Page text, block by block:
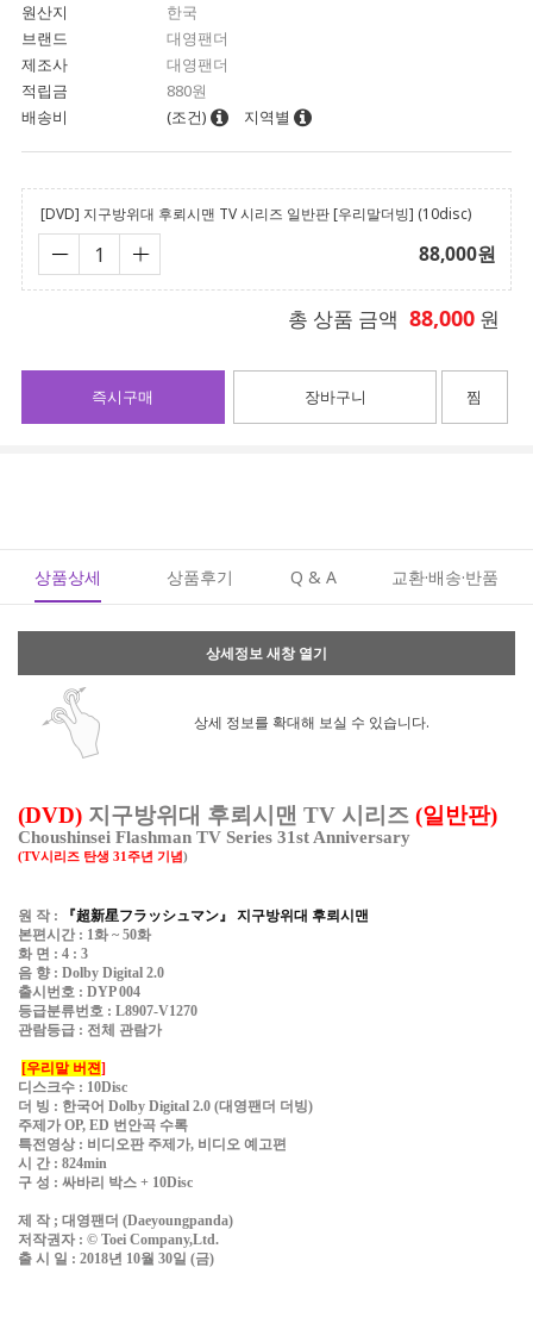
원산지
한국
브랜드
대영팬더
제조사
대영팬더
적립금
880원
배송비
(조건) 지역별
[DVD] 지구방위대 후뢰시맨 TV 시리즈 일반판 [우리말더빙] (10disc)
88,000원
총 상품 금액 88,000 원
장바구니
즉시구매 찜
상품상세 상품후기 Q & A 교환·배송·반품
상세정보 새창 열기
상세 정보를 확대해 보실 수 있습니다.
(DVD) 지구방위대 후뢰시맨 TV 시리즈 (일반판)
Choushinsei Flashman TV Series 31st Anniversary
(TV시리즈 탄생 31 주년 기념)
원 작 : 『超新星フラッシュマン』 지구방위대 후뢰시맨
본편시간 : 1화 ~ 50화
화 면 : 4 : 3
음 향 : Dolby Digital 2.0
출시번호 : DYP 004
등급분류번호 : L8907-V1270
관람등급 : 전체 관람가
[우리말 버젼]
디스크수 : 10Disc
더 빙 : 한국어 Dolby Digital 2.0 (대영팬더 더빙)
주제가 OP, ED 번안곡 수록
특전영상 : 비디오판 주제가, 비디오 예고편
시 간 : 824min
구 성 : 싸바리 박스 + 10Disc
제 작 ; 대영팬더 (Daeyoungpanda)
저작권자 : © Toei Company,Ltd.
출 시 일 : 2018년 10월 30일 (금)